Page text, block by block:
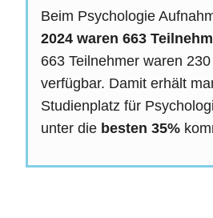
Beim Psychologie
2024 waren 663
663 Teilnehmer waren
verfügbar. Damit erhält
Studienplatz für
unter die besten 35%